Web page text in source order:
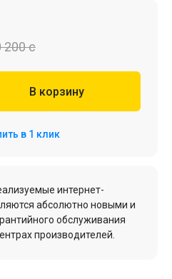
Xbox, Steam, ПК)
200 c
В корзину
в 1 клик
интернет-
абсолютно новыми и
обслуживания
производителей.